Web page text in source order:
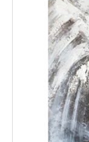
AYNALAR
AKSESUARLAR
OBJELER
ABAJUR